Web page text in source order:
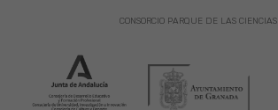
CONSORCIO PARQUE DE LAS CIENCIAS